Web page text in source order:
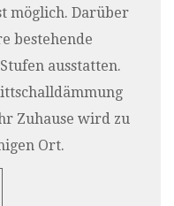
möglich. Darüber
bestehende
ausstatten.
Zuhause wird zu
Ort.